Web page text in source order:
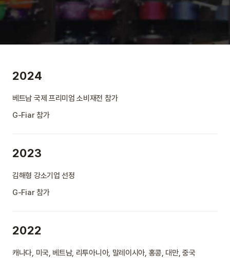
2024
베트남 국제 프리미엄 소비재전 참가
G-Fiar 참가
2023
김해형 강소기업 선정
G-Fiar 참가
2022
캐나다, 미국, 베트남, 리투아니아, 말레이시아, 홍콩, 대만, 중국